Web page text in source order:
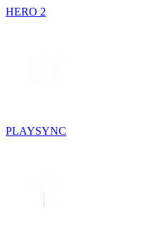
HERO 2
PLAYSYNC